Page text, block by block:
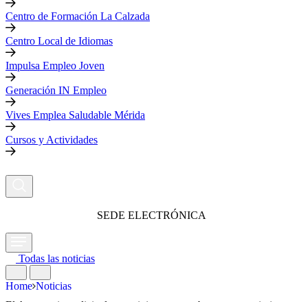
Centro de Formación La Calzada
Centro Local de Idiomas
Impulsa Empleo Joven
Generación IN Empleo
Vives Emplea Saludable Mérida
Cursos y Actividades
SEDE ELECTRÓNICA
Todas las noticias
Home Noticias